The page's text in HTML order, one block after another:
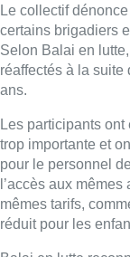
Balai en lutte
Le personnel de
de nouvelle année
collectif, une
alors été
au courriel envoyé
Belga – Photo : BX1
Lire aussi :